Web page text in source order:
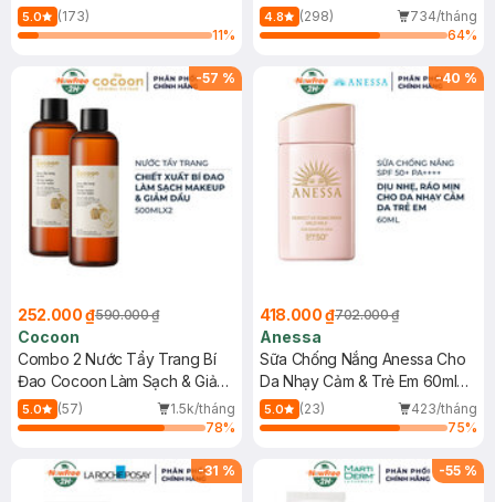
150ml
5.0
(173)
11%
4.8 (298)
734/tháng
64%
-57 %
252.000 ₫590.000 ₫
Cocoon
Combo 2 Nước Tẩy Trang Bí
Đao Cocoon Làm Sạch & Giảm
Dầu 500ml
5.0 (57)
1.5k/tháng
78%
-40 %
418.000 ₫702.000 ₫
Anessa
Sữa Chống Nắng Anessa Cho
Da Nhạy Cảm & Trẻ Em 60ml
(Mới)
5.0 (23)
423/tháng
75%
-31 % -55 %